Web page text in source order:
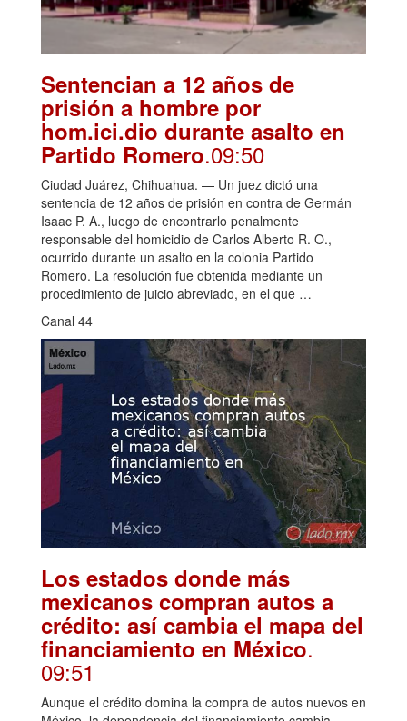
Sentencian a 12 años de
prisión a hombre por
hom.ici.dio durante asalto en
Partido Romero.09:50
Ciudad Juárez, Chihuahua. — Un juez dictó una
sentencia de 12 años de prisión en contra de Germán
Isaac P. A., luego de encontrarlo penalmente
responsable del homicidio de Carlos Alberto R. O.,
ocurrido durante un asalto en la colonia Partido
Romero. La resolución fue obtenida mediante un
procedimiento de juicio abreviado, en el que …
Canal 44
Los estados donde más
mexicanos compran autos a
crédito: así cambia el mapa del
financiamiento en México.
09:51
Aunque el crédito domina la compra de autos nuevos en